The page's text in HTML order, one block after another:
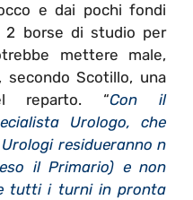
e dai pochi fondi
2 borse di studio per
mettere male,
Scotillo, una
reparto. “Con il
Urologo, che
residueranno n
il Primario) e non
tutti i turni in pronta